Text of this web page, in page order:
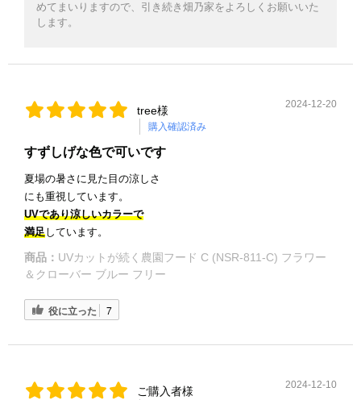
めてまいりますので、引き続き畑乃家をよろしくお願いいた
します。
tree様
購入確認済み
2024-12-20
すずしげな色で可いです
夏場の暑さに見た目の涼しさ
にも重視しています。
UVであり涼しいカラーで
満足しています。
商品： UVカットが続く農園フード C (NSR-811-C) フラワー
＆クローバー ブルー フリー
役に立った 7
ご購入者様 2024-12-10